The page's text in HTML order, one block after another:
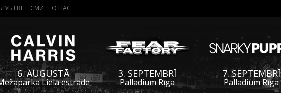
FBI СМИ О НАС
6. AUGUSTĀ
Lielā estrāde
3. SEPTEMBRĪ
Palladium Rīga
7. SEPTEMBRĪ
Palladium Rīga